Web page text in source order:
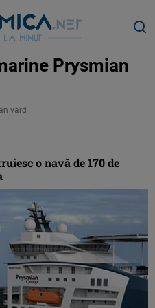
Prysmian
vard
o navă de 170 de